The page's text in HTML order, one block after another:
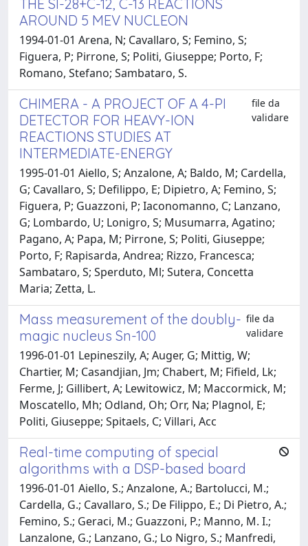
THE SI-28+C-12, C-13 REACTIONS
AROUND 5 MEV NUCLEON
1994-01-01 Arena, N; Cavallaro, S; Femino, S;
Figuera, P; Pirrone, S; Politi, Giuseppe; Porto, F;
Romano, Stefano; Sambataro, S.
CHIMERA - A PROJECT OF A 4-PI
DETECTOR FOR HEAVY-ION
REACTIONS STUDIES AT
INTERMEDIATE-ENERGY
file da
validare
1995-01-01 Aiello, S; Anzalone, A; Baldo, M; Cardella,
G; Cavallaro, S; Defilippo, E; Dipietro, A; Femino, S;
Figuera, P; Guazzoni, P; Iaconomanno, C; Lanzano,
G; Lombardo, U; Lonigro, S; Musumarra, Agatino;
Pagano, A; Papa, M; Pirrone, S; Politi, Giuseppe;
Porto, F; Rapisarda, Andrea; Rizzo, Francesca;
Sambataro, S; Sperduto, Ml; Sutera, Concetta
Maria; Zetta, L.
Mass measurement of the doubly-
magic nucleus Sn-100
file da
validare
1996-01-01 Lepineszily, A; Auger, G; Mittig, W;
Chartier, M; Casandjian, Jm; Chabert, M; Fifield, Lk;
Ferme, J; Gillibert, A; Lewitowicz, M; Maccormick, M;
Moscatello, Mh; Odland, Oh; Orr, Na; Plagnol, E;
Politi, Giuseppe; Spitaels, C; Villari, Acc
Real-time computing of special
algorithms with a DSP-based board
1996-01-01 Aiello, S.; Anzalone, A.; Bartolucci, M.;
Cardella, G.; Cavallaro, S.; De Filippo, E.; Di Pietro, A.;
Femino, S.; Geraci, M.; Guazzoni, P.; Manno, M. I.;
Lanzalone, G.; Lanzano, G.; Lo Nigro, S.; Manfredi,